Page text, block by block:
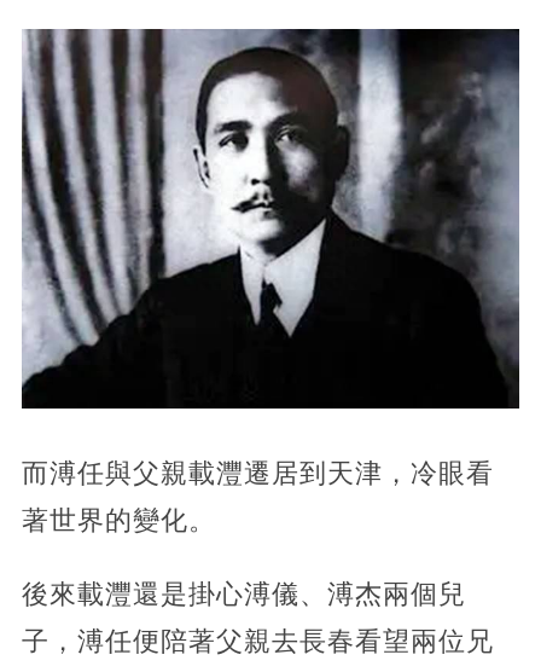
而溥任與父親載灃遷居到天津，冷眼看
著世界的變化。
後來載灃還是掛心溥儀、溥杰兩個兒
子，溥任便陪著父親去長春看望兩位兄